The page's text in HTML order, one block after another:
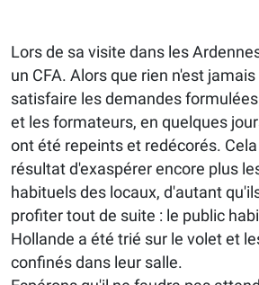
Lors de sa visite dans les
un CFA. Alors que rien n'est
satisfaire les demandes
et les formateurs, en quelques
ont été repeints et redécorés.
résultat d'exaspérer encore plus
habituels des locaux, d'autant
profiter tout de suite : le public
Hollande a été trié sur le volet et
confinés dans leur salle.